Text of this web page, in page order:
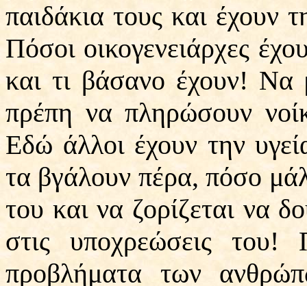
παιδάκια τους και έχουν
Πόσοι οικογενειάρχες
και τι βάσανο έχουν!
πρέπη να πληρώσουν
Εδώ άλλοι έχουν την
τα βγάλουν πέρα, πόσο
του και να ζορίζεται να
στις υποχρεώσεις
προβλήματα των